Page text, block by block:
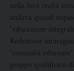
nella loro realtà
andava quindi
“educazione
Redentore
“comunità
gruppo qualificato